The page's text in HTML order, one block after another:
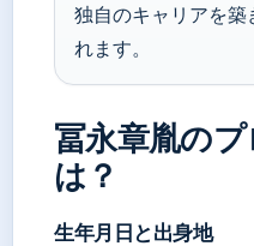
独自のキャリアを築
れます。
冨永章胤の
は？
生年月日と出身地